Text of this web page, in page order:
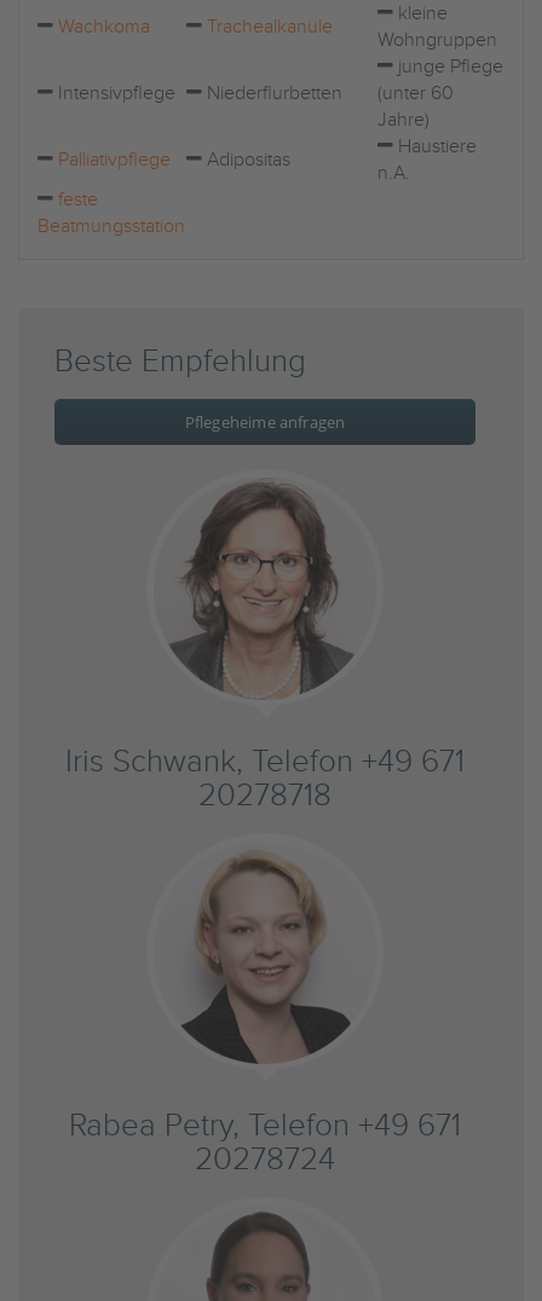
Wachkoma
Trachealkanüle
kleine
Wohngruppen
Intensivpflege Niederflurbetten
junge Pflege
(unter 60
Jahre)
Palliativpflege
Adipositas
Haustiere
n.A.
feste
Beatmungsstation
Beste Empfehlung
Pflegeheime anfragen
Iris Schwank, Telefon +49 671
20278718
Rabea Petry, Telefon +49 671
20278724